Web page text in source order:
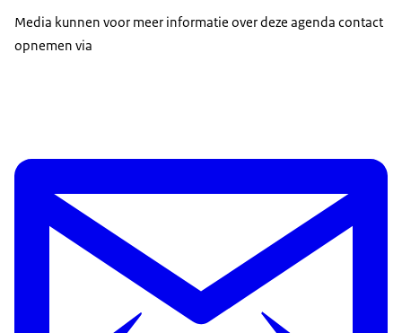
Media kunnen voor meer informatie over deze agenda contact
opnemen via